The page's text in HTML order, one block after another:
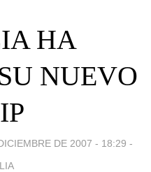
HA
NUEVO
DE 2007 - 18:29 -